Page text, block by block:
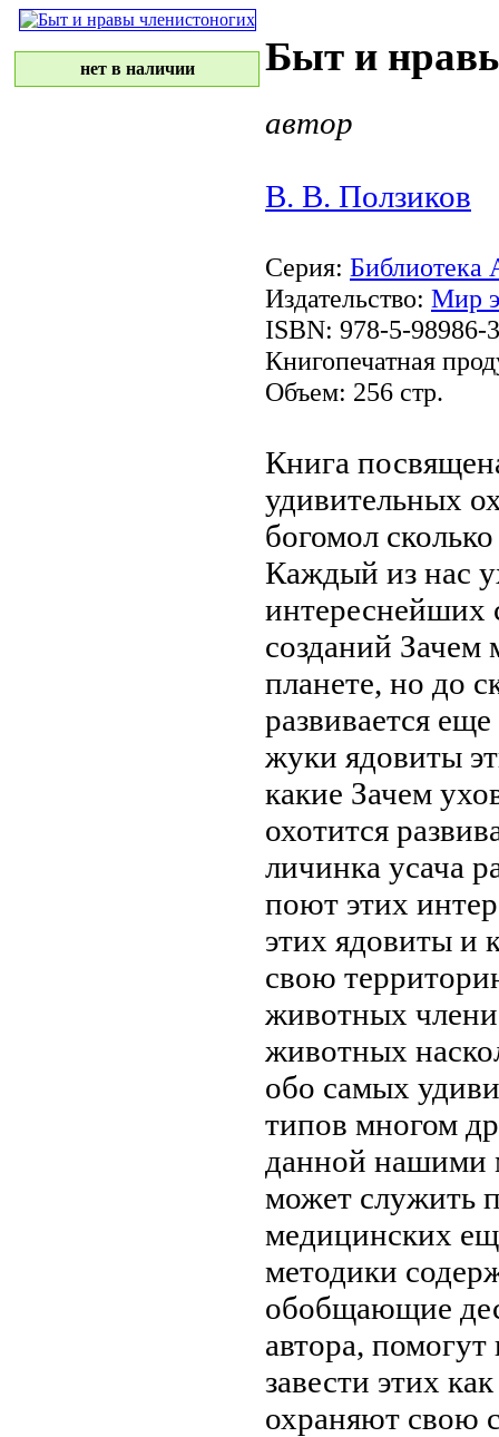
нет в наличии Быт и
автор
В. В. Ползиков
Серия: Библиотека
Издательство: Мир
ISBN: 978-5-98986-
Книгопечатная
Объем: 256 стр.
Книга
удивительных
богомол сколько
Каждый из нас
интереснейших
созданий Зачем
планете, но до
развивается еще
жуки ядовиты
какие Зачем
охотится
личинка усача
поют этих
этих ядовиты и
свою
животных
животных
обо самых
типов многом
данной нашими
может служить
медицинских
методики
обобщающие
автора, помогут
завести этих
охраняют свою